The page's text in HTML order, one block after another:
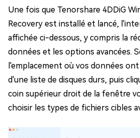
Une fois que Tenorshare 4DDiG
Recovery est installé et lancé,
affichée ci-dessous, y compris la
données et les options avancées.
l'emplacement où vos données
d'une liste de disques durs, puis
coin supérieur droit de la fenêtre
choisir les types de fichiers cibles